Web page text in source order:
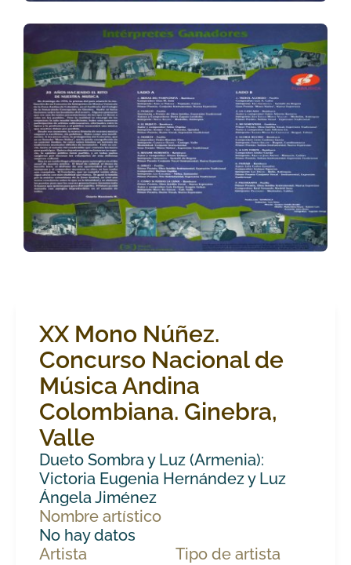
XX Mono Núñez.
Concurso Nacional de
Música Andina
Colombiana. Ginebra,
Valle
Dueto Sombra y Luz (Armenia):
Victoria Eugenia Hernández y Luz
Ángela Jiménez
Nombre artístico
No hay datos
Artista
Tipo de artista